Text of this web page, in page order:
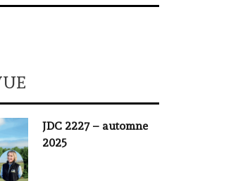
JDC 2227 – automne
2025